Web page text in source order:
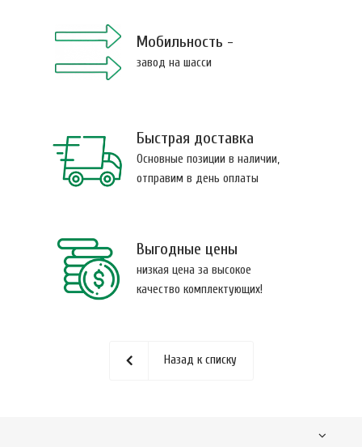
Мобильность -
завод на шасси
Быстрая доставка
Основные позиции в наличии,
отправим в день оплаты
Выгодные цены
низкая цена за высокое
качество комплектующих!
Назад к списку